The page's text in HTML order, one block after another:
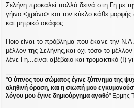
Σελήνη προκαλεί πολλά δεινά στη Γη με
γήινο <χρόνο> και τον κύκλο κάθε μορφής
και μητρικό σκάφος...
Ποιο είναι το πρόβλημα που έκανε την
μέλλον της Σελήνης,και όχι τόσο το
λένε Γη...είναι αβέβαιο και τρομακτικό (!)
"Ο ύπνος του σώματος έγινε ξύπνημα της
αληθινή όραση, και η σιωπή μου
λόγου μου έγινε δημιούργημα αγαθό" Ερμής